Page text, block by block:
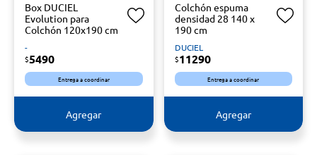
Box DUCIEL
Evolution para
Colchón 120x190 cm
-
$5490
Entrega a coordinar
Agregar
Colchón espuma
densidad 28 140 x
190 cm
DUCIEL
$11290
Entrega a coordinar
Agregar